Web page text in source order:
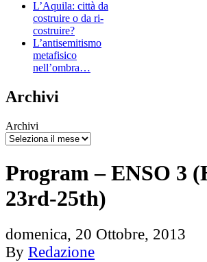
L’Aquila: città da
costruire o da ri-
costruire?
L’antisemitismo
metafisico
nell’ombra…
Archivi
Archivi
Program – ENSO 3
23rd-25th)
domenica, 20 Ottobre, 2013
By Redazione